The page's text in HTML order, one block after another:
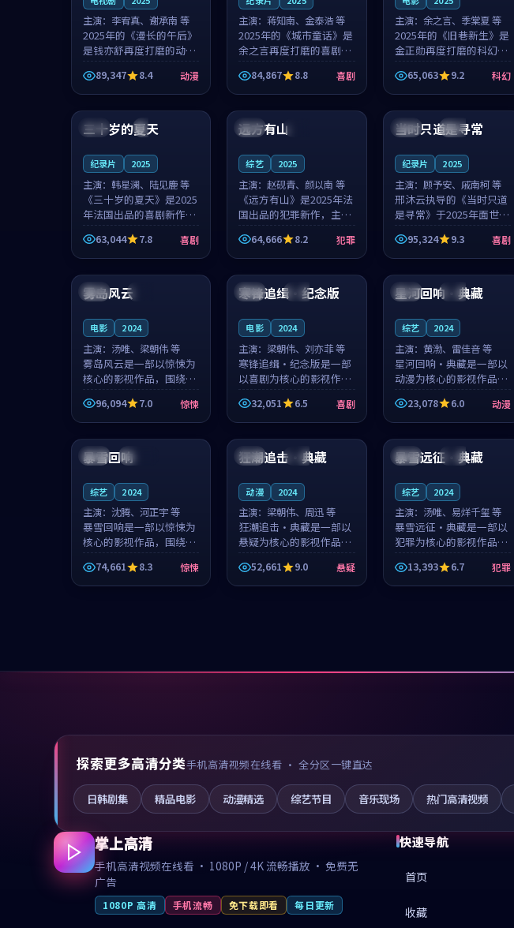
主演： 李宥真、谢承南 等
2025年的《漫长的午后》
是钱亦舒再度打磨的动漫
佳作。中国大陆的取景与
海岛日常的氛围相互成
就，李宥真与谢承南的对
手戏自然克制，让整部影
片在悬念与...
89,347 8.4 动漫
主演：蒋知南、金泰浩 等
2025年的《城市童话》是
余之言再度打磨的喜剧佳
作。美国的取景与历史战
争的氛围相互成就，蒋知
南与金泰浩的对手戏自然
克制，让整部影片在悬念
与温度之...
84,867 8.8 喜剧
主演： 余之言、季棠夏 等
2025年的《旧巷新生》是
金正勋再度打磨的科幻佳
作。英国的取景与雨夜物
语的氛围相互成就，余之
言与季棠夏的对手戏自然
克制，让整部影片在悬念
与温度之...
65,063 9.2 科幻
法国 4K
99:12
三十岁的夏天
纪录片 2025
主演： 韩星澜、陆见鹿 等
《三十岁的夏天》是2025
年法国出品的喜剧新作，
主创团队希望用深夜电台
的故事让观众停下来想一
想。韩星澜领衔，陆见鹿
担任重要角色，山田纯一
的叙事节...
63,044 7.8 喜剧
法国
99:48
远方有山
综艺 2025
主演：赵砚青、颜以南 等
《远方有山》是2025年法
国出品的犯罪新作，主创
团队希望用高校追梦的故
事让观众停下来想一想。
赵砚青领衔，颜以南担任
重要角色，山田纯一的叙
事节奏一...
64,666 8.2 犯罪
泰国 杜比
99:32
当时只道是寻常
纪录片 2025
主演： 顾予安、戚南柯 等
邢沐云执导的《当时只道
是寻常》于2025年面世，
泰国的城市气质与母女情
深的人物心境共同构筑了
影片基调。顾予安、戚南
柯用细腻的表演撑起整部
喜剧电影...
95,324 9.3 喜剧
法国
99:36
雾岛风云
电影 2024
主演： 汤唯、梁朝伟 等
雾岛风云是一部以惊悚为
核心的影视作品，围绕危
机、反转与人物成长展
开，整体节奏紧凑，值得
推荐观看。
96,094 7.0 惊悚
中国 完结
99:48
寒锋追缉·纪念版
电影 2024
主演： 梁朝伟、刘亦菲 等
寒锋追缉·纪念版是一部
以喜剧为核心的影视作
品，围绕危机、反转与人
物成长展开，整体节奏紧
凑，值得推荐观看。
32,051 6.5 喜剧
中国 高分
99:53
星河回响·典藏
综艺 2024
主演： 黄渤、雷佳音 等
星河回响·典藏是一部以
动漫为核心的影视作品，
围绕危机、反转与人物成
长展开，整体节奏紧凑，
值得推荐观看。
23,078 6.0 动漫
英国 连载中
99:32
暴雪回响
综艺 2024
主演： 沈腾、河正宇 等
暴雪回响是一部以惊悚为
核心的影视作品，围绕危
机、反转与人物成长展
开，整体节奏紧凑，值得
推荐观看。
74,661 8.3 惊悚
中国 完结
99:26
狂潮追击·典藏
动漫 2024
主演： 梁朝伟、周迅 等
狂潮追击·典藏是一部以
悬疑为核心的影视作品，
围绕危机、反转与人物成
长展开，整体节奏紧凑，
值得推荐观看。
52,661 9.0 悬疑
中国 热播
99:46
暴雪远征·典藏
综艺 2024
主演： 汤唯、易烊千玺 等
暴雪远征·典藏是一部以
犯罪为核心的影视作品，
围绕危机、反转与人物成
长展开，整体节奏紧凑，
值得推荐观看。
13,393 6.7 犯罪
探索更多高清分类手机高清视频在线看 · 全分区一键直达
日韩剧集 精品电影 动漫精选 综艺节目 音乐现场 热门高清视频
掌上高清
手机高清视频在线看 · 1080P / 4K 流畅播放 · 免费无
广告
1080P 高清 手机流畅 免下载即看 每日更新
快速导航
首页
收藏